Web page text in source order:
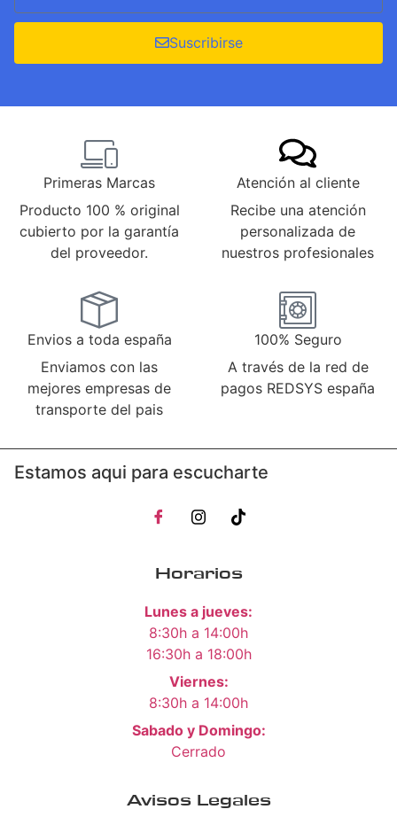
Suscribirse
Primeras Marcas
Producto 100 % original
cubierto por la garantía
del proveedor.
Atención al cliente
Recibe una atención
personalizada de
nuestros profesionales
Envios a toda españa
Enviamos con las
mejores empresas de
transporte del pais
100% Seguro
A través de la red de
pagos REDSYS españa
Estamos aqui para escucharte
Horarios
Lunes a jueves:
8:30h a 14:00h
16:30h a 18:00h
Viernes:
8:30h a 14:00h
Sabado y Domingo:
Cerrado
Avisos Legales